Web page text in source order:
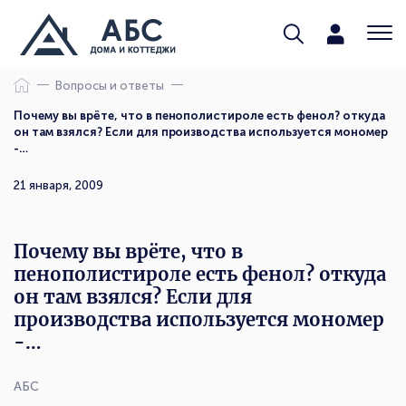
Вопросы и ответы
Почему вы врёте, что в пенополистироле есть фенол? откуда
он там взялся? Если для производства используется мономер
-…
АБС
21 января, 2009
Почему вы врёте, что в
пенополистироле есть фенол? откуда
он там взялся? Если для
производства используется мономер
-…